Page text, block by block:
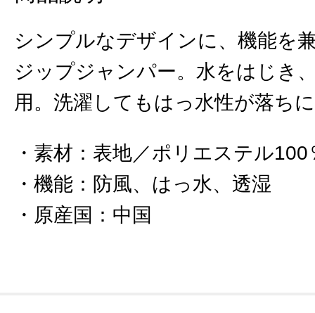
シンプルなデザインに、機能を
ジップジャンパー。水をはじき
用。洗濯してもはっ水性が落ち
素材 ： 表地／ポリエステル100
機能 ： 防風、はっ水、透湿
原産国 ： 中国